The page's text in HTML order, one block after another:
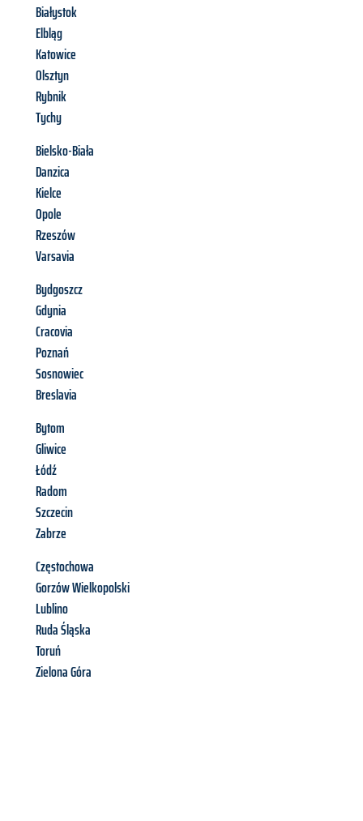
Białystok
Elbląg
Katowice
Olsztyn
Rybnik
Tychy
Bielsko-Biała
Danzica
Kielce
Opole
Rzeszów
Varsavia
Bydgoszcz
Gdynia
Cracovia
Poznań
Sosnowiec
Breslavia
Bytom
Gliwice
Łódź
Radom
Szczecin
Zabrze
Częstochowa
Gorzów Wielkopolski
Lublino
Ruda Śląska
Toruń
Zielona Góra